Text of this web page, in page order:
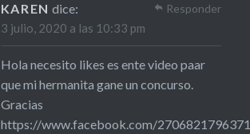
KAREN dice:
3 julio, 2020 a las 10:33 pm
Hola necesito likes es ente video paar
que mi hermanita gane un concurso.
Gracias
https://www.facebook.com/
Responder